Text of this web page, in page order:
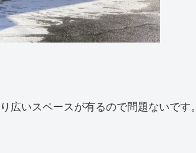
広いスペースが有るので問題ないです。